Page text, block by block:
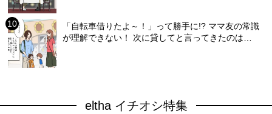
「自転車借りたよ～！」って勝手に!? ママ友の常識
が理解できない！ 次に貸してと言ってきたのは…
eltha イチオシ特集